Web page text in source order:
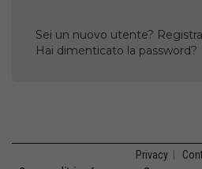
Sei un nuovo utente?
Hai dimenticato la password?
Privacy